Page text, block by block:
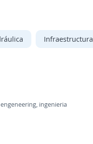
Infraestructura
ingenieria